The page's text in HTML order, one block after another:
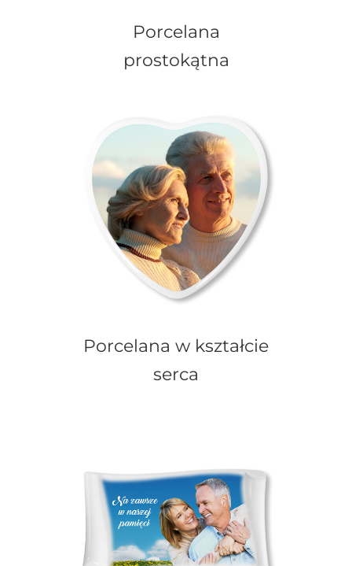
Porcelana
prostokątna
Porcelana w kształcie
serca